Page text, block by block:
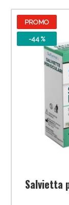
PROMO
-44 %
Salvietta